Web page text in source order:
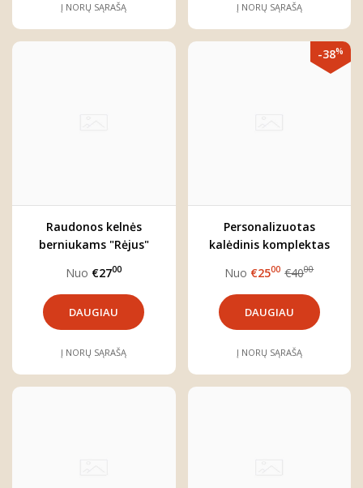
Į NORŲ SĄRAŠĄ Į NORŲ SĄRAŠĄ
Raudonos kelnės
berniukams "Rėjus"
Nuo €2700
DAUGIAU
Į NORŲ SĄRAŠĄ
-38%
Personalizuotas
kalėdinis komplektas
elniukas"
Nuo €2500 €4000
DAUGIAU
Į NORŲ SĄRAŠĄ